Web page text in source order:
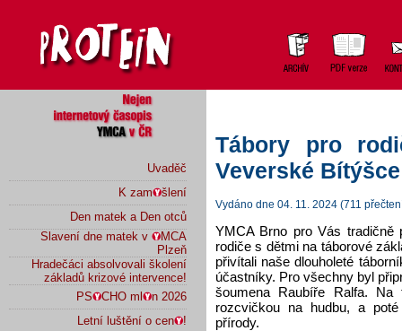
Uvaděč
K zam
šlení
Den matek a Den otců
Slavení dne matek v
MCA
Plzeň
Hradečáci absolvovali školení
základů krizové intervence!
PS
CHO ml
n 2026
Letní luštění o cen
!
Tábory pro
Veverské Bítýšce
Vydáno dne 04. 11. 2024 (711
YMCA Brno pro Vás tradičně
rodiče s dětmi na táborové
přivítali naše dlouholeté
účastníky. Pro všechny byl
šoumena Raubíře Ralfa.
rozcvičkou na hudbu, a
přírody.